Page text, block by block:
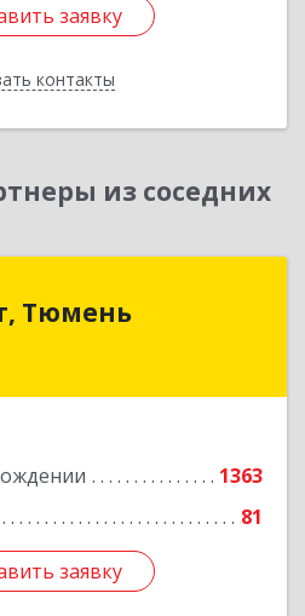
заявку
контакты
заявку
Назад
из соседних
Тюмень
1363
81
заявку
Бит, Тюмень
Тюмень г, Республики
заявку